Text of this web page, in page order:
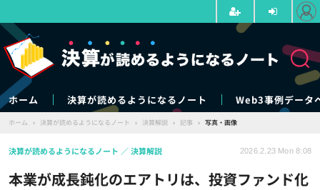
ホーム 決算が読めるようになるノート Web3事例データ
ホーム › 決算が読めるようになるノート › 決算解説 › 記事 › 写真・画像
本業が成長鈍化のエアトリは、投資ファンド化
決算が読めるようになるノート 決算解説 2026.2.23 Mon 8:08